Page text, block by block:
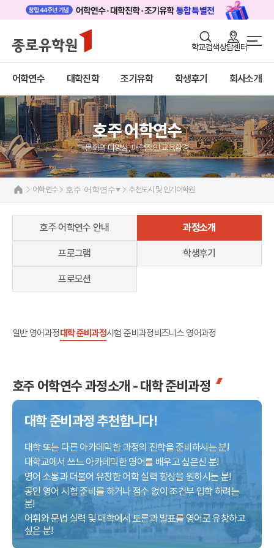
학교검색상담센터
어학연수 대학진학 조기유학 학생후기 회사소개
로그인 회원가입
어학연수
대학진학
조기/캠프
프로그램
학생후기
고객서비스
유학가이드
종로유학원
미국
캐나다
영국
호주
호주 어학연수 안내
과정소개
프로그램
학생후기
뉴질랜드
아일랜드
몰타
필리핀
어학연수 정보
호주 어학연수
문화의 다양성, 매력적인 교육환경
어학연수 호주 어학연수 추천도시 및 인기어학원
호주 어학연수 안내 과정소개
프로그램 학생후기
프로모션
일반 영어과정대학 준비과정시험 준비과정비즈니스 영어과정
호주 어학연수 과정소개 - 대학 준비과정
대학 준비과정 추천합니다!
대학 또는 다른 아카데믹한 과정의 진학을 준비하시는 분!
대학교에서 쓰느 아카데믹한 영어를 배우고 싶은신 분!
영어 소통과 더불어 유창한 어학 실력 향상을 원하시는 분!
공인 영어 시험 준비를 하거나 점수 없이 조건부 입학 하려는
분!
어휘와 문법 실력 및 대학에서 토론과 발표를 영어로 유창하고
싶은 분!